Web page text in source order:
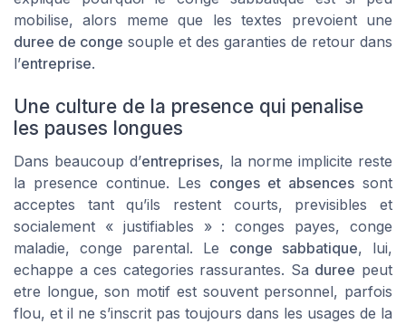
mobilise, alors meme que les textes prevoient une
duree de conge souple et des garanties de retour dans
l’entreprise.
Une culture de la presence qui penalise
les pauses longues
Dans beaucoup d’entreprises, la norme implicite reste
la presence continue. Les conges et absences sont
acceptes tant qu’ils restent courts, previsibles et
socialement « justifiables » : conges payes, conge
maladie, conge parental. Le conge sabbatique, lui,
echappe a ces categories rassurantes. Sa duree peut
etre longue, son motif est souvent personnel, parfois
flou, et il ne s’inscrit pas toujours dans les usages de la